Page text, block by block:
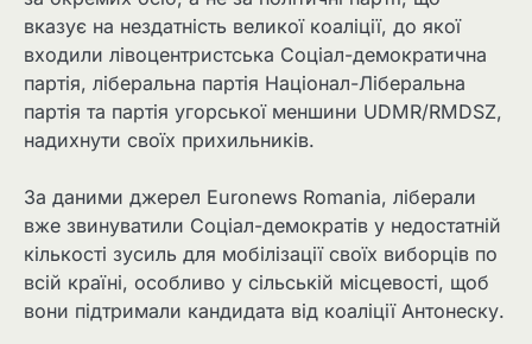
вказує на нездатність великої коаліції, до якої
входили лівоцентристська Соціал-демократична
партія, ліберальна партія Націонал-Ліберальна
партія та партія угорської меншини UDMR/RMDSZ,
надихнути своїх прихильників.
За даними джерел Euronews Romania, ліберали
вже звинуватили Соціал-демократів у недостатній
кількості зусиль для мобілізації своїх виборців по
всій країні, особливо у сільській місцевості, щоб
вони підтримали кандидата від коаліції Антонеску.